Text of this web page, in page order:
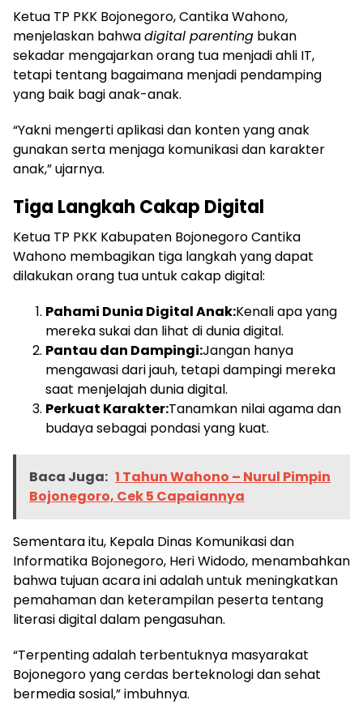
Ketua TP PKK Bojonegoro, Cantika Wahono,
menjelaskan bahwadigital parenting bukan
sekadar mengajarkan orang tua menjadi ahli IT,
tetapi tentang bagaimana menjadi pendamping
yang baik bagi anak-anak.
“Yakni mengerti aplikasi dan konten yang anak
gunakan serta menjaga komunikasi dan karakter
anak,” ujarnya.
Tiga Langkah Cakap Digital
Ketua TP PKK Kabupaten Bojonegoro Cantika
Wahono membagikan tiga langkah yang dapat
dilakukan orang tua untuk cakap digital:
Pahami Dunia Digital Anak:Kenali apa yang
mereka sukai dan lihat di dunia digital.
Pantau dan Dampingi:Jangan hanya
mengawasi dari jauh, tetapi dampingi mereka
saat menjelajah dunia digital.
Perkuat Karakter:Tanamkan nilai agama dan
budaya sebagai pondasi yang kuat.
Baca Juga: 1 Tahun Wahono – Nurul Pimpin
Bojonegoro, Cek 5 Capaiannya
Sementara itu, Kepala Dinas Komunikasi dan
Informatika Bojonegoro, Heri Widodo, menambahkan
bahwa tujuan acara ini adalah untuk meningkatkan
pemahaman dan keterampilan peserta tentang
literasi digital dalam pengasuhan.
“Terpenting adalah terbentuknya masyarakat
Bojonegoro yang cerdas berteknologi dan sehat
bermedia sosial,” imbuhnya.